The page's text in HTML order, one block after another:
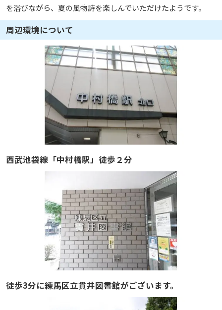
を浴びながら、夏の風物詩を楽しんでいただけたようです。
周辺環境について
西武池袋線「中村橋駅」徒歩２分
徒歩3分に練馬区立貫井図書館がございます。